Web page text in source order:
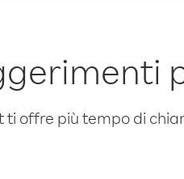
ti offre più tempo di